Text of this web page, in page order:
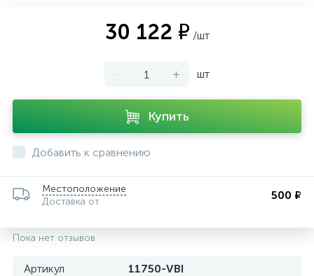
30 122 ₽ /шт
- + шт
Купить
Добавить к сравнению
Местоположение
Доставка от
500 ₽
Пока нет отзывов
Артикул
11750-VBI